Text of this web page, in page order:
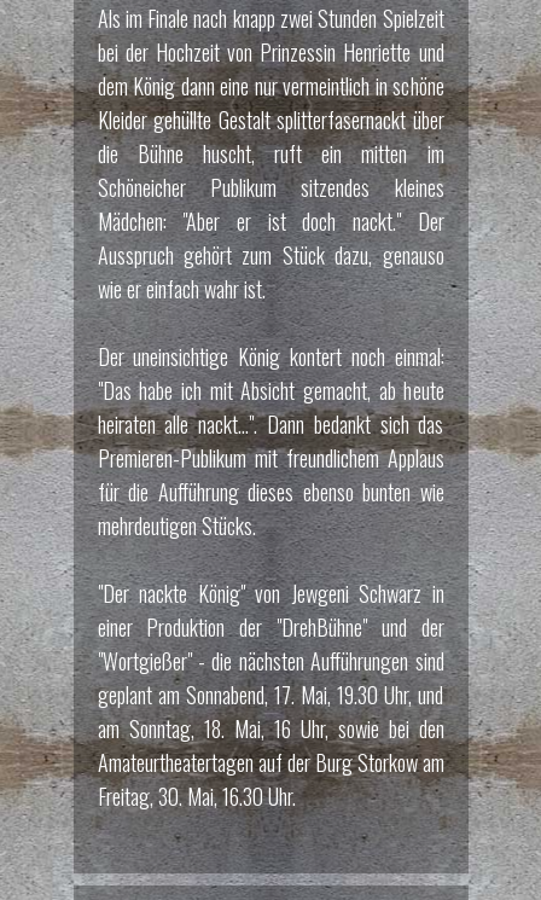
Als im Finale nach knapp zwei Stunden Spielzeit
bei der Hochzeit von Prinzessin Henriette und
dem König dann eine nur vermeintlich in schöne
Kleider gehüllte Gestalt splitterfasernackt über
die Bühne huscht, ruft ein mitten im
Schöneicher Publikum sitzendes kleines
Mädchen: "Aber er ist doch nackt." Der
Ausspruch gehört zum Stück dazu, genauso
wie er einfach wahr ist.
Der uneinsichtige König kontert noch einmal:
"Das habe ich mit Absicht gemacht, ab heute
heiraten alle nackt...". Dann bedankt sich das
Premieren-Publikum mit freundlichem Applaus
für die Aufführung dieses ebenso bunten wie
mehrdeutigen Stücks.
"Der nackte König" von Jewgeni Schwarz in
einer Produktion der "DrehBühne" und der
"Wortgießer" - die nächsten Aufführungen sind
geplant am Sonnabend, 17. Mai, 19.30 Uhr, und
am Sonntag, 18. Mai, 16 Uhr, sowie bei den
Amateurtheatertagen auf der Burg Storkow am
Freitag, 30. Mai, 16.30 Uhr.